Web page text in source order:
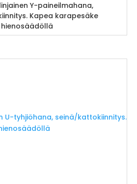
Y-paineilmahana,
Kapea karapesäke
hienosäädöllä